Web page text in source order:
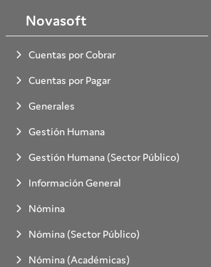
Novasoft
Cuentas por Cobrar
Cuentas por Pagar
Generales
Gestión Humana
Gestión Humana (Sector Público)
Información General
Nómina
Nómina (Sector Público)
Nómina (Académicas)